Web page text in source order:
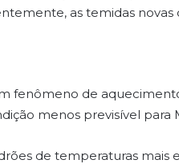
as temidas novas
fenômeno de
menos previsível para
de temperaturas mais